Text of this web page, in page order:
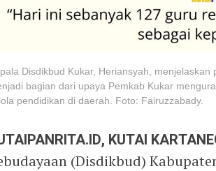
Disdikbud Kukar, Heriansyah,
bagian dari upaya Pemkab Kukar
pendidikan di daerah. Foto: Fairuzzabady.
KUTAI
(Disdikbud)